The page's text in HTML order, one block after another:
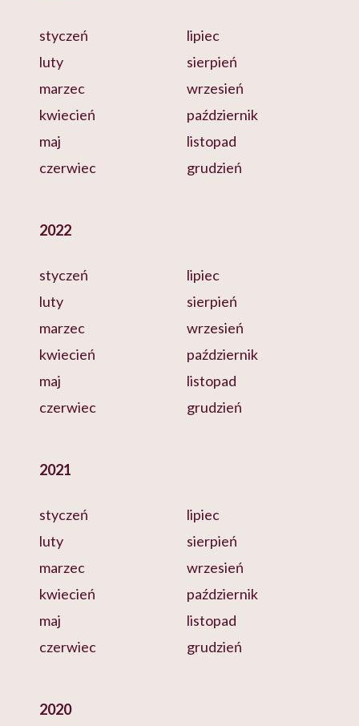
styczeń
luty
marzec
kwiecień
maj
czerwiec
lipiec
sierpień
wrzesień
październik
listopad
grudzień
2022
styczeń
luty
marzec
kwiecień
maj
czerwiec
lipiec
sierpień
wrzesień
październik
listopad
grudzień
2021
styczeń
luty
marzec
kwiecień
maj
czerwiec
lipiec
sierpień
wrzesień
październik
listopad
grudzień
2020